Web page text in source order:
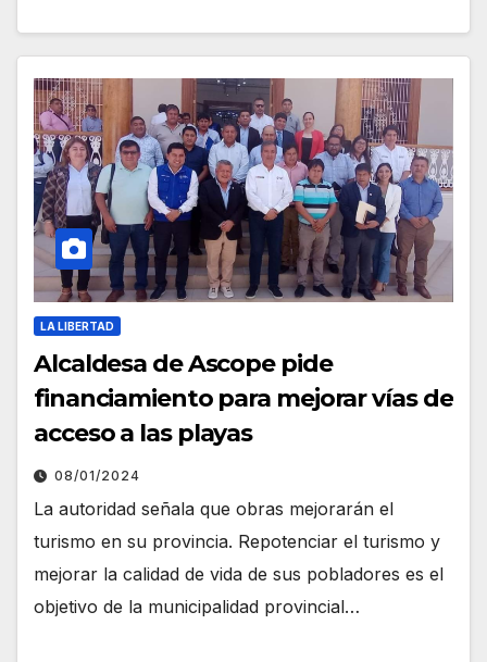
LA LIBERTAD
Alcaldesa de Ascope pide
financiamiento para mejorar vías de
acceso a las playas
08/01/2024
La autoridad señala que obras mejorarán el
turismo en su provincia. Repotenciar el turismo y
mejorar la calidad de vida de sus pobladores es el
objetivo de la municipalidad provincial…